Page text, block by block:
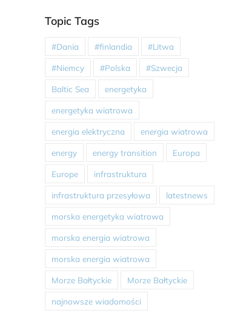
Topic Tags
#Dania #finlandia #Litwa
#Niemcy #Polska #Szwecja
Baltic Sea energetyka
energetyka wiatrowa
energia elektryczna energia wiatrowa
energy energy transition Europa
Europe infrastruktura
infrastruktura przesyłowa latestnews
morska energetyka wiatrowa
morska energia wiatrowa
morska energia wiatrowa
Morze Bałtyckie Morze Bałtyckie
najnowsze wiadomości